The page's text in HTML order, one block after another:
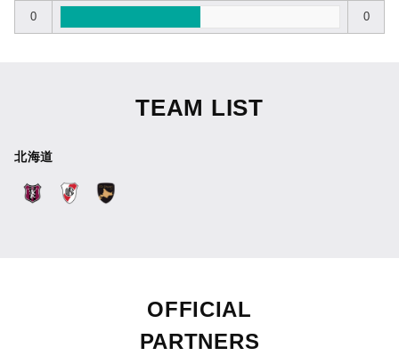
0 0
TEAM LIST
北海道
OFFICIAL
PARTNERS